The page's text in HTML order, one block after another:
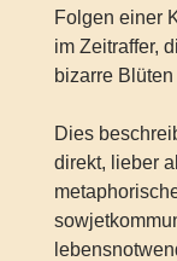
Folgen einer
im Zeitraffer,
bizarre Blüten
Dies
direkt, lieber